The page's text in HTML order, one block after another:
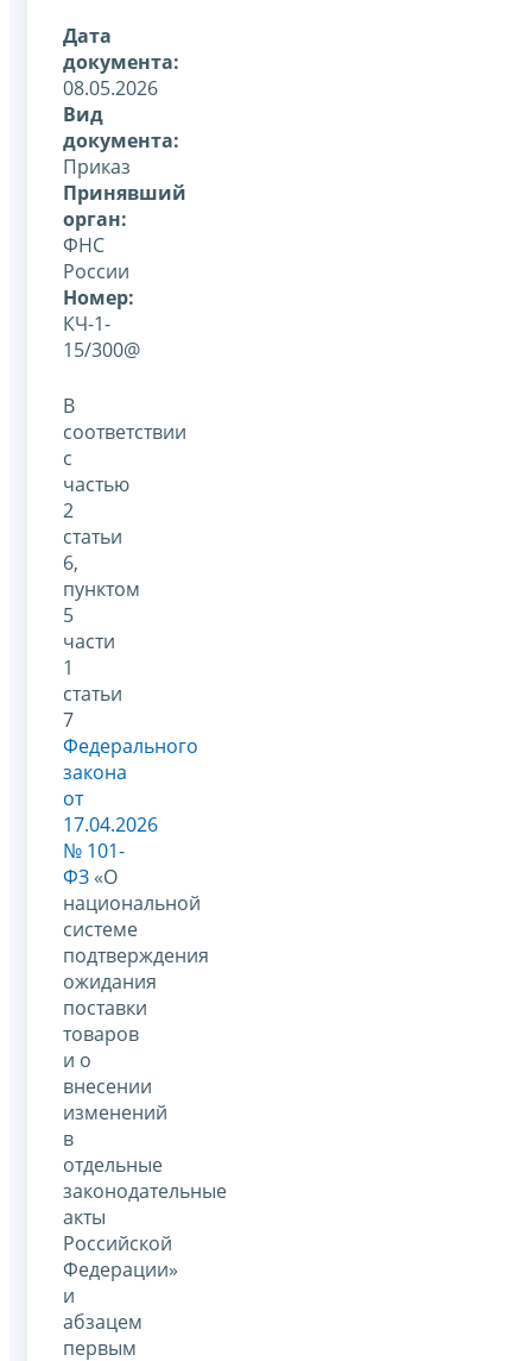
Дата
документа:
08.05.2026
Вид
документа:
Приказ
Принявший
орган:
ФНС
России
Номер:
КЧ-1-
15/300@
В
соответствии
с
частью
2
статьи
6,
пунктом
5
части
1
статьи
7
Федерального
закона
от
17.04.2026
№ 101-
ФЗ «О
национальной
системе
подтверждения
ожидания
поставки
товаров
и о
внесении
изменений
в
отдельные
законодательные
акты
Российской
Федерации»
и
абзацем
первым